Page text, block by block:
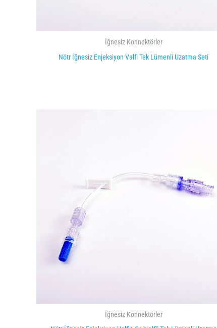
İğnesiz Konnektörler
Nötr İğnesiz Enjeksiyon Valfi Tek Lümenli Uzatma Seti
İğnesiz Konnektörler